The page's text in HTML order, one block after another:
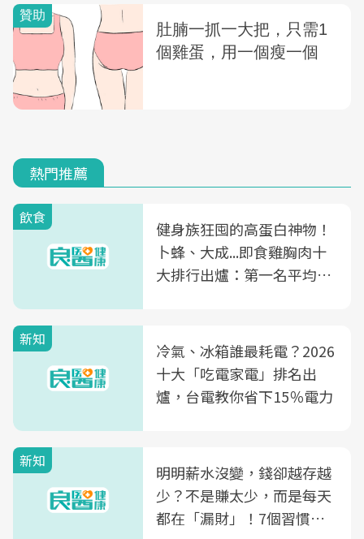
熱門推薦
飲食
健身族狂囤的高蛋白神物！
卜蜂、大成...即食雞胸肉十
大排行出爐：第一名平均一
新知
冷氣、冰箱誰最耗電？2026
十大「吃電家電」排名出
爐，台電教你省下15％電力
新知
明明薪水沒變，錢卻越存越
少？不是賺太少，而是每天
都在「漏財」！7個習慣一